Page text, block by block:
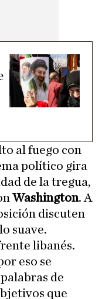
al fuego con
político gira
de la tregua,
Washington. A
discuten
suave.
libanés.
eso se
de
que